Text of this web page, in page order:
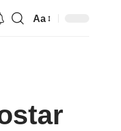
Aa